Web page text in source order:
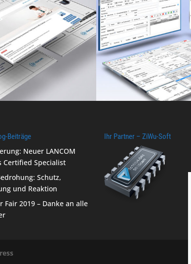
Beiträge
Neuer LANCOM
Certified Specialist
Schutz,
und Reaktion
Fair 2019 – Danke an alle
Ihr Partner – ZiWu-Soft